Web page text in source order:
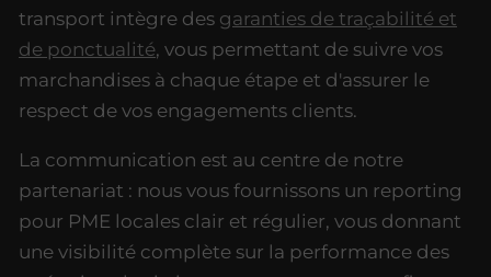
transport intègre des garanties de traçabilité et
de ponctualité, vous permettant de suivre vos
marchandises à chaque étape et d'assurer le
respect de vos engagements clients.
La communication est au centre de notre
partenariat : nous vous fournissons un reporting
pour PME locales clair et régulier, vous donnant
une visibilité complète sur la performance des